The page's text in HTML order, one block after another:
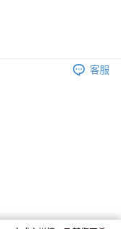
店，7天內取。逾期後
客服